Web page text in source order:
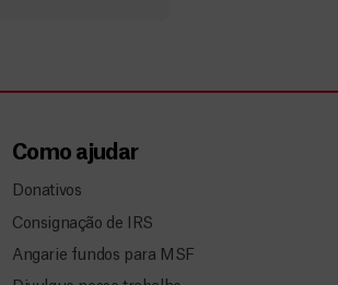
Como ajudar
Donativos
Consignação de IRS
Angarie fundos para MSF